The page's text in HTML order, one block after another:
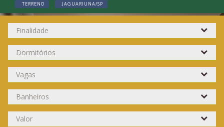
TERRENO JAGUARIUNA/SP